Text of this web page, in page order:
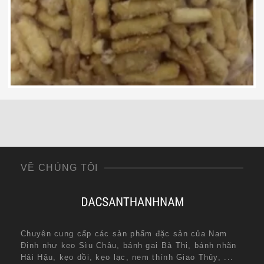
70,000₫
VỀ CHÚNG TÔI
Chuyên cung cấp các sản phẩm đặc sản của Nam
Định như kẹo Sìu Châu, bánh gai Bà Thi, bánh nhãn
Hải Hậu, kẹo dồi, kẹo lạc, nem thính Giao Thủy, ...